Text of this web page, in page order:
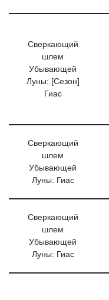
Сверкающий
шлем
Убывающей
Луны: [Сезон]
Гиас
Сверкающий
шлем
Убывающей
Луны: Гиас
Сверкающий
шлем
Убывающей
Луны: Гиас